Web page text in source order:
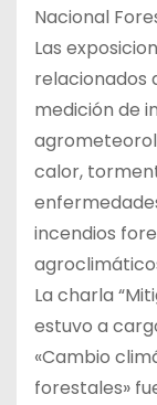
Nacional
Las
relacionados
medición de
calor,
incendios
La charla
estuvo a
«Cambio
forestales»